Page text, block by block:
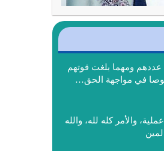
عددهم ومهما بلغت قوتهم
في مواجهة الحق…
والأمر كله لله، والله